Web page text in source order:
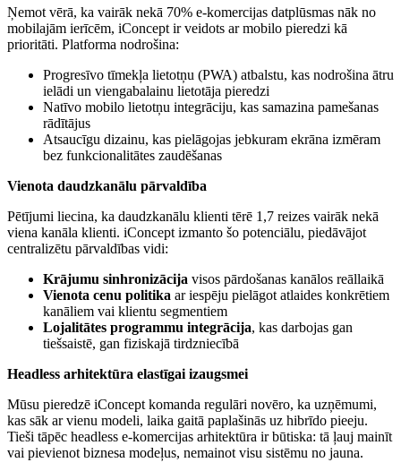
Ņemot vērā, ka vairāk nekā 70% e-komercijas datplūsmas nāk no
mobilajām ierīcēm, iConcept ir veidots ar mobilo pieredzi kā
prioritāti. Platforma nodrošina:
Progresīvo tīmekļa lietotņu (PWA) atbalstu, kas nodrošina ātru
ielādi un viengabalainu lietotāja pieredzi
Natīvo mobilo lietotņu integrāciju, kas samazina pamešanas
rādītājus
Atsaucīgu dizainu, kas pielāgojas jebkuram ekrāna izmēram
bez funkcionalitātes zaudēšanas
Vienota daudzkanālu pārvaldība
Pētījumi liecina, ka daudzkanālu klienti tērē 1,7 reizes vairāk nekā
viena kanāla klienti. iConcept izmanto šo potenciālu, piedāvājot
centralizētu pārvaldības vidi:
Krājumu sinhronizācija visos pārdošanas kanālos reāllaikā
Vienota cenu politika ar iespēju pielāgot atlaides konkrētiem
kanāliem vai klientu segmentiem
Lojalitātes programmu integrācija, kas darbojas gan
tiešsaistē, gan fiziskajā tirdzniecībā
Headless arhitektūra elastīgai izaugsmei
Mūsu pieredzē iConcept komanda regulāri novēro, ka uzņēmumi,
kas sāk ar vienu modeli, laika gaitā paplašinās uz hibrīdo pieeju.
Tieši tāpēc headless e-komercijas arhitektūra ir būtiska: tā ļauj mainīt
vai pievienot biznesa modeļus, nemainot visu sistēmu no jauna.